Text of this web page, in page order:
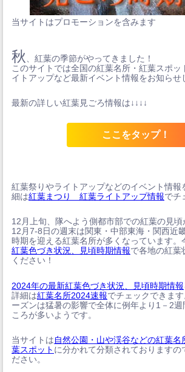
当サイトはプロモーションを含みます
秋
、紅葉の季節がやってきました！
このサイトでは全国の紅葉名所・紅葉スポッ
イトアップなど最新イベント情報をお知らせ
最新の詳しい紅葉見ごろ情報は↓↓↓↓
ここをタップ！
紅葉祭りやライトアップなどのイベント情報
細は紅葉まつり 紅葉ライトアップ情報でチ
12月上旬、隊へよう側都市部での紅葉の見頃
12月7-8日の週末は関東・中部東海・関西近
時期を迎える紅葉名所が多くなっています。
紅葉色づき状況、見頃時期情報で各地の紅葉
ください！
2024年の最新紅葉色づき状況、見頃時期情報
詳細は紅葉名所2024速報でチェックできま
ーズンは猛暑の影響で全体に例年より1－2週
ころが多いようです。
当サイトは自然公園・山や渓谷などの紅葉名
葉スポット に分かれて分類されておりますの
ださい。